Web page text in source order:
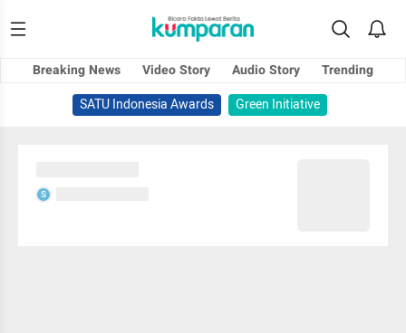
Breaking News Video Story Audio Story
Trending
SATU Indonesia Awards
Green Initiative
S